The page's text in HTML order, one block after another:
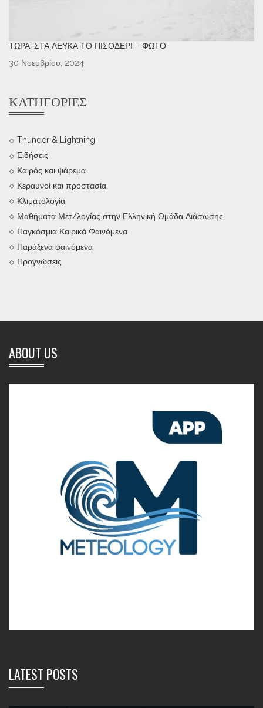
ΤΏΡΑ: ΣΤΑ ΛΕΥΚΆ ΤΟ ΠΙΣΟΔΈΡΙ – ΦΩΤΌ
30 Νοεμβρίου, 2024
ΚΑΤΗΓΟΡΊΕΣ
Thunder & Lightning
Ειδήσεις
Καιρός και ψάρεμα
Κεραυνοί και προστασία
Κλιματολογία
Μαθήματα Μετ/λογίας στην Ελληνική Ομάδα Διάσωσης
Παγκόσμια Καιρικά Φαινόμενα
Παράξενα φαινόμενα
Προγνώσεις
ABOUT US
LATEST POSTS